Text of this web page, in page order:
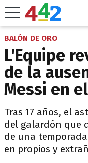
BALÓN DE ORO
L'Equipe
de la
Messi en
Tras 17 años, el
del galardón que
de una
en propios y